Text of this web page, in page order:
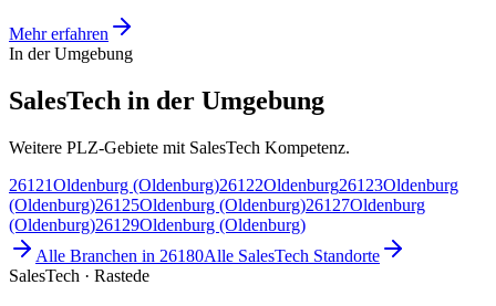
Mehr erfahren
In der Umgebung
SalesTech in der Umgebung
Weitere PLZ-Gebiete mit SalesTech Kompetenz.
26121Oldenburg (Oldenburg)26122Oldenburg26123Oldenburg
(Oldenburg)26125Oldenburg (Oldenburg)26127Oldenburg
(Oldenburg)26129Oldenburg (Oldenburg)
Alle Branchen in 26180Alle SalesTech Standorte
SalesTech · Rastede